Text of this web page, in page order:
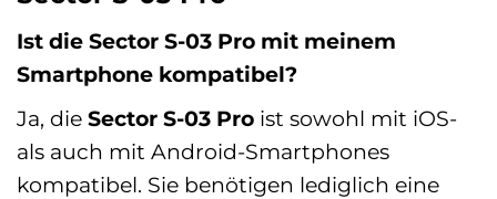
Ist die Sector S-03 Pro mit meinem
Smartphone kompatibel?
Ja, die Sector S-03 Pro ist sowohl mit iOS-
als auch mit Android-Smartphones
kompatibel. Sie benötigen lediglich eine